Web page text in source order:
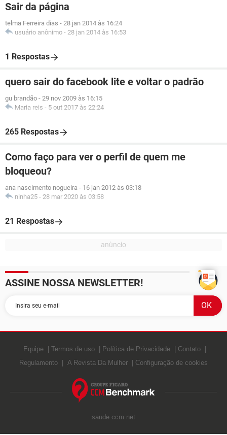
Sair da página
telma Ferreira dias - 28 jan 2014 às 16:24
usuário anônimo - 28 jan 2014 às 16:53
1 Respostas
quero sair do facebook lite e voltar o padrão
gu brandão - 29 nov 2009 às 16:15
Maria reis - 5 out 2017 às 22:24
265 Respostas
Como faço para ver o perfil de quem me
bloqueou?
ana nascimento nogueira - 16 jan 2012 às 03:18
ninha25 - 28 mar 2020 às 03:58
21 Respostas
ASSINE NOSSA NEWSLETTER!
Equipe Termos de uso Política de Privacidade
Contato
Regulamento
A Revista Da Mulher Configuração de cookies
saude.ccm.net